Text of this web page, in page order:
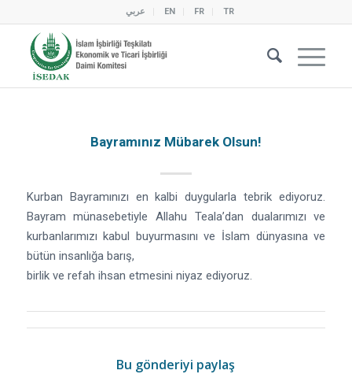
عربي EN FR TR
Bayramınız Mübarek Olsun!
Kurban Bayramınızı en kalbi duygularla tebrik ediyoruz.
Bayram münasebetiyle Allahu Teala’dan dualarımızı ve
kurbanlarımızı kabul buyurmasını ve İslam dünyasına ve
bütün insanlığa barış,
birlik ve refah ihsan etmesini niyaz ediyoruz.
Bu gönderiyi paylaş